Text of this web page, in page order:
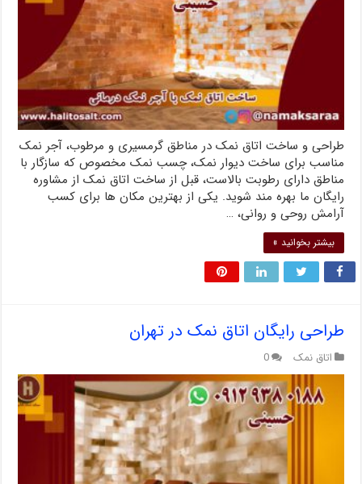
طراحی و ساخت اتاق نمک در مناطق گرمسیری و مرطوب، آجر نمک
مناسب برای ساخت دیوار نمک، چسب نمک مخصوص که سازگار با
مناطق دارای رطوبت بالاست، قبل از ساخت اتاق نمک از مشاوره
رایگان ما بهره مند شوید. یکی از بهترین مکان ها برای کسب
آرامش روحی و روانی، …
بیشتر بخوانید »
طراحی رایگان اتاق نمک در تهران
اتاق نمک 0